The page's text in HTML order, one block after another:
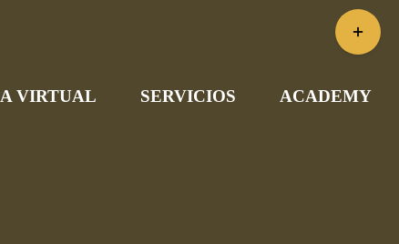
VIRTUAL SERVICIOS ACADEMY
Toggle
Sliding
Area